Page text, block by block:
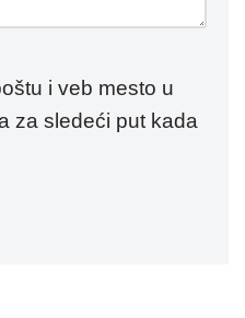
i veb mesto u
za sledeći put kada